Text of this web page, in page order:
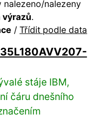
nalezeny
výrazů.
/Třídit podle data
stáje IBM,
čáru dnešního